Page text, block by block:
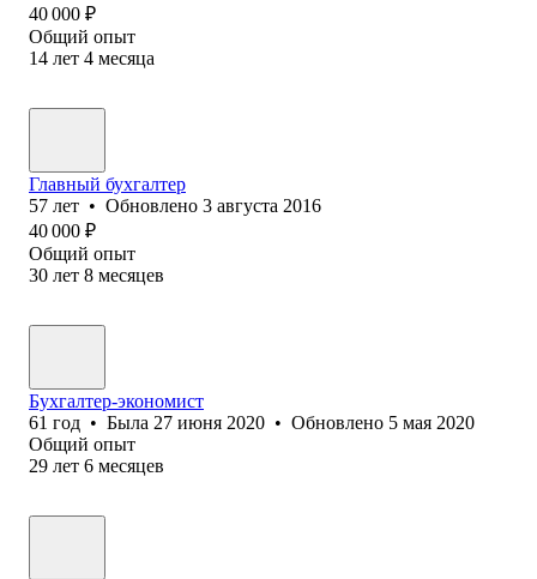
40 000 ₽
Общий опыт
14 лет 4 месяца
Главный бухгалтер
57 лет • Обновлено 3 августа 2016
40 000 ₽
Общий опыт
30 лет 8 месяцев
Бухгалтер-экономист
61 год • Была 27 июня 2020 • Обновлено 5 мая 2020
Общий опыт
29 лет 6 месяцев